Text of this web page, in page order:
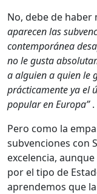
No, debe de haber
aparecen las
contemporánea
no le gusta
a alguien a quien le
prácticamente ya el
popular en Europa”.
Pero como la
subvenciones con
excelencia,
por el tipo de
aprendemos que